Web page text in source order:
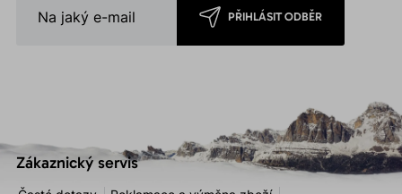
PŘIHLÁSIT ODBĚR
Zákaznický servis